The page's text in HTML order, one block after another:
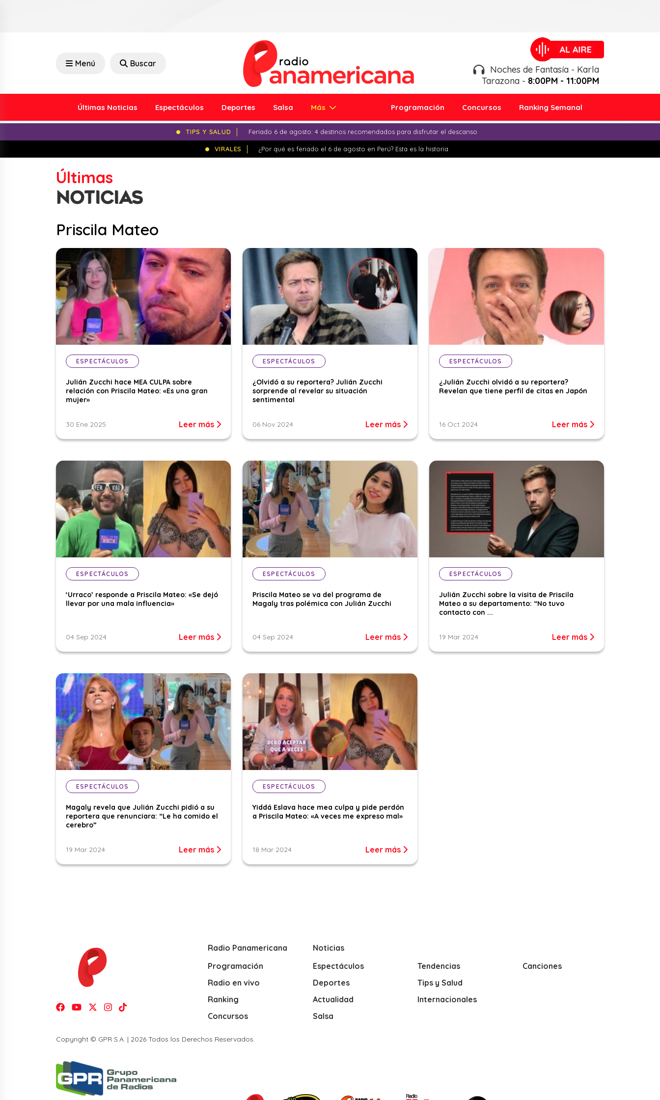
Menú Buscar
Noches de Fantasía - Karla
Tarazona - 8:00PM - 11:00PM
Últimas Noticias Espectáculos Deportes Salsa Más Programación Concursos Ranking Semanal
TIPS Y SALUD Feriado 6 de agosto: 4 destinos recomendados para disfrutar el descanso
VIRALES ¿Por qué es feriado el 6 de agosto en Perú? Esta es la historia
Últimas
NOTICIAS
Priscila Mateo
ESPECTÁCULOS
Julián Zucchi hace MEA CULPA sobre
relación con Priscila Mateo: «Es una gran
mujer»
30 Ene 2025 Leer más
ESPECTÁCULOS
¿Olvidó a su reportera? Julián Zucchi
sorprende al revelar su situación
sentimental
06 Nov 2024 Leer más
ESPECTÁCULOS
¿Julián Zucchi olvidó a su reportera?
Revelan que tiene perfil de citas en Japón
16 Oct 2024 Leer más
ESPECTÁCULOS
‘Urraco’ responde a Priscila Mateo: «Se dejó
llevar por una mala influencia»
04 Sep 2024 Leer más
ESPECTÁCULOS
Priscila Mateo se va del programa de
Magaly tras polémica con Julián Zucchi
04 Sep 2024 Leer más
ESPECTÁCULOS
Julián Zucchi sobre la visita de Priscila
Mateo a su departamento: “No tuvo
contacto con ...
19 Mar 2024 Leer más
ESPECTÁCULOS
Magaly revela que Julián Zucchi pidió a su
reportera que renunciara: “Le ha comido el
cerebro”
19 Mar 2024 Leer más
ESPECTÁCULOS
Yiddá Eslava hace mea culpa y pide perdón
a Priscila Mateo: «A veces me expreso mal»
18 Mar 2024 Leer más
Radio Panamericana
Programación
Radio en vivo
Ranking
Concursos
Noticias
Espectáculos
Deportes
Actualidad
Salsa
Tendencias
Tips y Salud
Internacionales
Canciones
Copyright © GPR S.A. | 2026 Todos los Derechos Reservados.